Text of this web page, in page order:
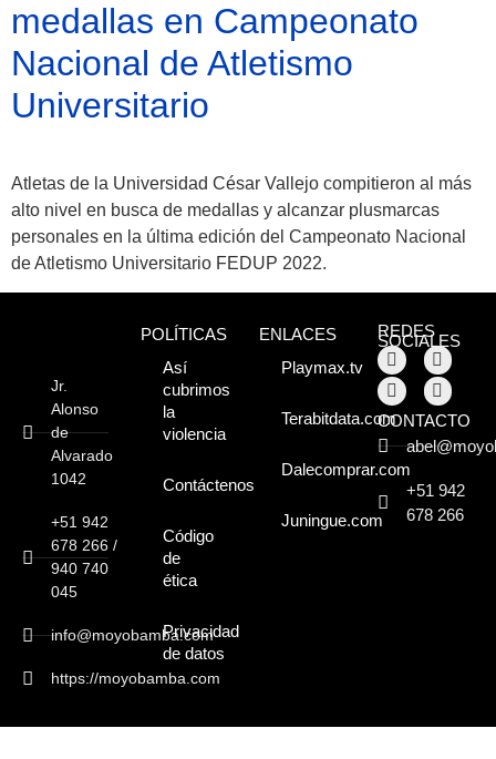
Atractivos
Moyobamba, está
lleno de atractivos
sorprendentes,
¡Descúbrelos!
medallas en Campeonato
Nacional de Atletismo
Universitario
Atletas de la Universidad César Vallejo compitieron al más
alto nivel en busca de medallas y alcanzar plusmarcas
personales en la última edición del Campeonato Nacional
de Atletismo Universitario FEDUP 2022.
Jr.
Alonso
de
Alvarado
1042
+51 942
678 266 /
940 740
045
info@moyobamba.com
https://moyobamba.com
POLÍTICAS
Así
cubrimos
la
violencia
Contáctenos
Código
de
ética
Privacidad
de datos
ENLACES
Playmax.tv
Terabitdata.com
Dalecomprar.com
Juningue.com
REDES
SOCIALES
CONTACTO
+51 942
678 266